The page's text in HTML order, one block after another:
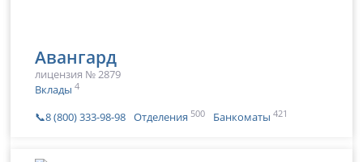
Авангард
лицензия № 2879
Вклады 4
📞8 (800) 333-98-98 Отделения 500 Банкоматы 421